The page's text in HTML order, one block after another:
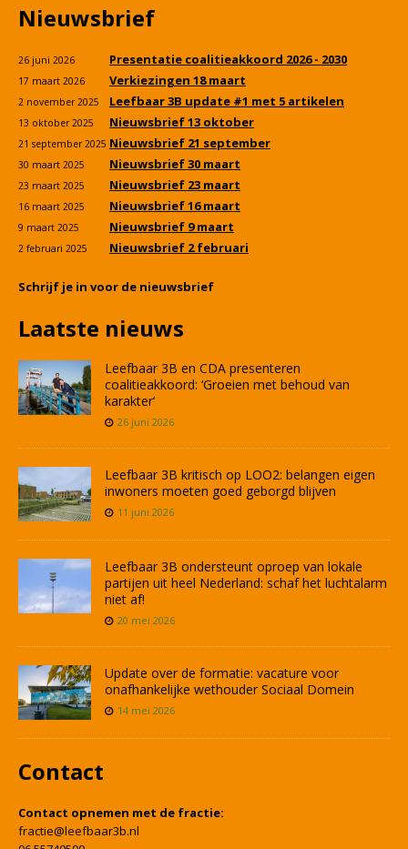
Nieuwsbrief
26 juni 2026 Presentatie coalitieakkoord 2026 - 2030
17 maart 2026 Verkiezingen 18 maart
2 november 2025 Leefbaar 3B update #1 met 5 artikelen
13 oktober 2025 Nieuwsbrief 13 oktober
21 september 2025 Nieuwsbrief 21 september
30 maart 2025 Nieuwsbrief 30 maart
23 maart 2025 Nieuwsbrief 23 maart
16 maart 2025 Nieuwsbrief 16 maart
9 maart 2025 Nieuwsbrief 9 maart
2 februari 2025 Nieuwsbrief 2 februari
Schrijf je in voor de nieuwsbrief
Laatste nieuws
Leefbaar 3B en CDA presenteren
coalitieakkoord: ‘Groeien met behoud van
karakter’
26 juni 2026
Leefbaar 3B kritisch op LOO2: belangen eigen
inwoners moeten goed geborgd blijven
11 juni 2026
Leefbaar 3B ondersteunt oproep van lokale
partijen uit heel Nederland: schaf het luchtalarm
niet af!
20 mei 2026
Update over de formatie: vacature voor
onafhankelijke wethouder Sociaal Domein
14 mei 2026
Contact
Contact opnemen met de fractie:
fractie@leefbaar3b.nl